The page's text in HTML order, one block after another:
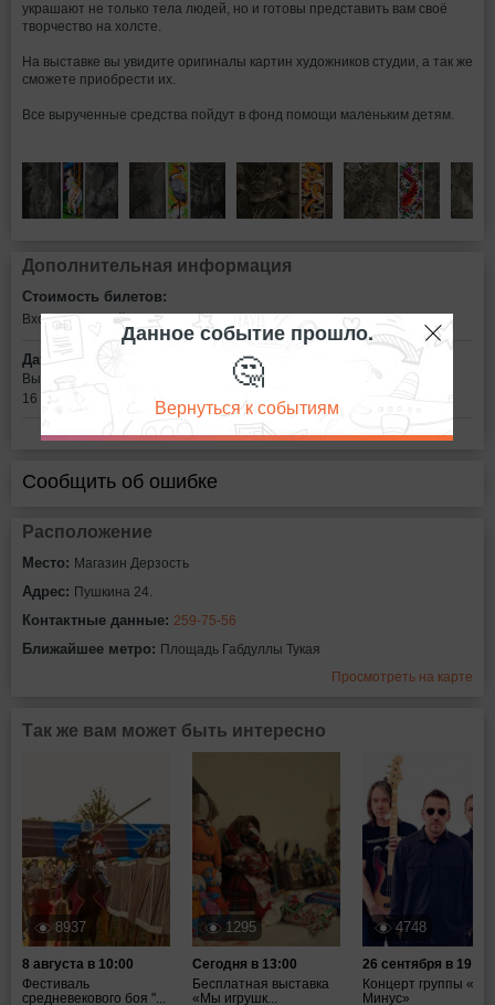
украшают не только тела людей, но и готовы представить вам своё
творчество на холсте.
На выставке вы увидите оригиналы картин художников студии, а так же
сможете приобрести их.
Все вырученные средства пойдут в фонд помощи маленьким детям.
Дополнительная информация
Стоимость билетов:
Вход свободный
Дата:
Выставка будет работать
16 и 17 декабря время с 12:00 до 20:00
Сообщить об ошибке
Расположение
Место: Магазин Дерзость
Адрес: Пушкина 24.
Контактные данные: 259-75-56
Ближайшее метро: Площадь Габдуллы Тукая
Просмотреть на карте
Так же вам может быть интересно
8937
8 августа в 10:00
Фестиваль
средневекового боя "...
1295
Сегодня в 13:00
Бесплатная выставка
«Мы игрушк...
4748
26 сентября в 19:00
Концерт группы
Минус»
Данное событие прошло.
🤔
Вернуться к событиям